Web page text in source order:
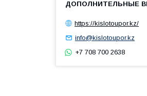
https://kislotoupor.kz/
info@kislotoupor.kz
+7 708 700 2638